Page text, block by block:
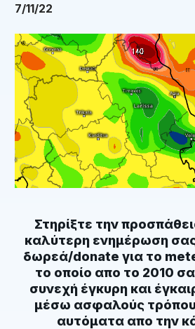
7/11/22
Στηρίξτε την
καλύτερη ενημέρωση
δωρεά/donate για το
το οποίο απο το 2010
συνεχή έγκυρη και
μέσω ασφαλούς
αυτόματα απο την